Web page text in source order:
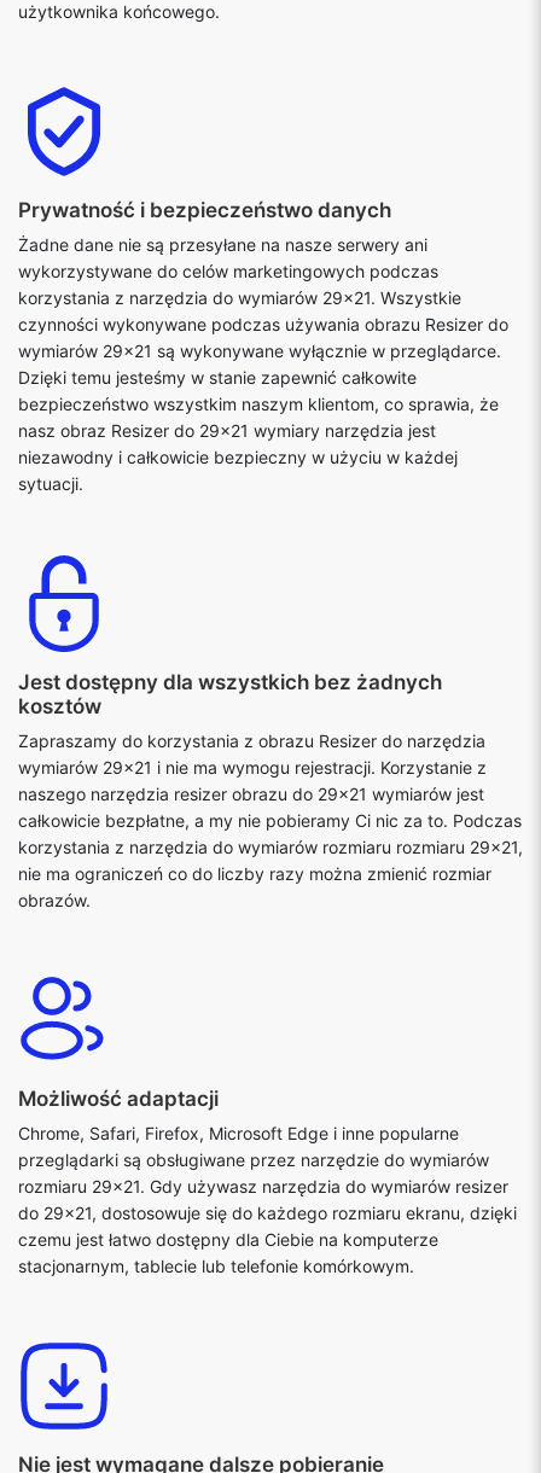
użytkownika końcowego.
Prywatność i bezpieczeństwo danych
Żadne dane nie są przesyłane na nasze serwery ani
wykorzystywane do celów marketingowych podczas
korzystania z narzędzia do wymiarów 29x21. Wszystkie
czynności wykonywane podczas używania obrazu Resizer do
wymiarów 29x21 są wykonywane wyłącznie w przeglądarce.
Dzięki temu jesteśmy w stanie zapewnić całkowite
bezpieczeństwo wszystkim naszym klientom, co sprawia, że
nasz obraz Resizer do 29x21 wymiary narzędzia jest
niezawodny i całkowicie bezpieczny w użyciu w każdej
sytuacji.
Jest dostępny dla wszystkich bez żadnych
kosztów
Zapraszamy do korzystania z obrazu Resizer do narzędzia
wymiarów 29x21 i nie ma wymogu rejestracji. Korzystanie z
naszego narzędzia resizer obrazu do 29x21 wymiarów jest
całkowicie bezpłatne, a my nie pobieramy Ci nic za to. Podczas
korzystania z narzędzia do wymiarów rozmiaru rozmiaru 29x21,
nie ma ograniczeń co do liczby razy można zmienić rozmiar
obrazów.
Możliwość adaptacji
Chrome, Safari, Firefox, Microsoft Edge i inne popularne
przeglądarki są obsługiwane przez narzędzie do wymiarów
rozmiaru 29x21. Gdy używasz narzędzia do wymiarów resizer
do 29x21, dostosowuje się do każdego rozmiaru ekranu, dzięki
czemu jest łatwo dostępny dla Ciebie na komputerze
stacjonarnym, tablecie lub telefonie komórkowym.
Nie jest wymagane dalsze pobieranie